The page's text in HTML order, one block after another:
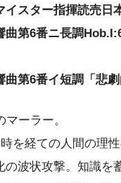
イスター指揮読売日
曲第6番ニ長調
曲第6番イ短調「悲劇
ーラー。
を経ての人間の理
の波状攻撃。知識を